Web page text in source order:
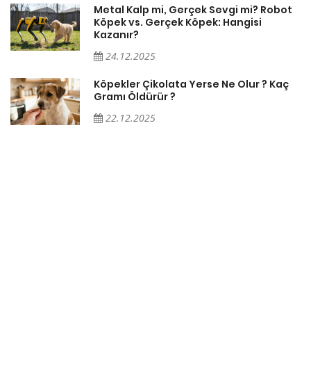
Metal Kalp mi, Gerçek Sevgi mi? Robot
Köpek vs. Gerçek Köpek: Hangisi
Kazanır?
24.12.2025
Köpekler Çikolata Yerse Ne Olur ? Kaç
Gramı Öldürür ?
22.12.2025